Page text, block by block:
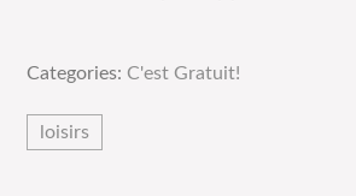
Categories: C'est Gratuit!
loisirs